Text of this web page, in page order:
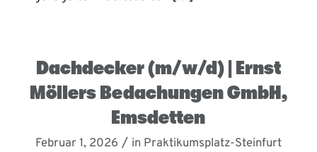
Dachdecker (m/w/d) | Ernst
Möllers Bedachungen GmbH,
Emsdetten
Februar 1, 2026 / in Praktikumsplatz-Steinfurt